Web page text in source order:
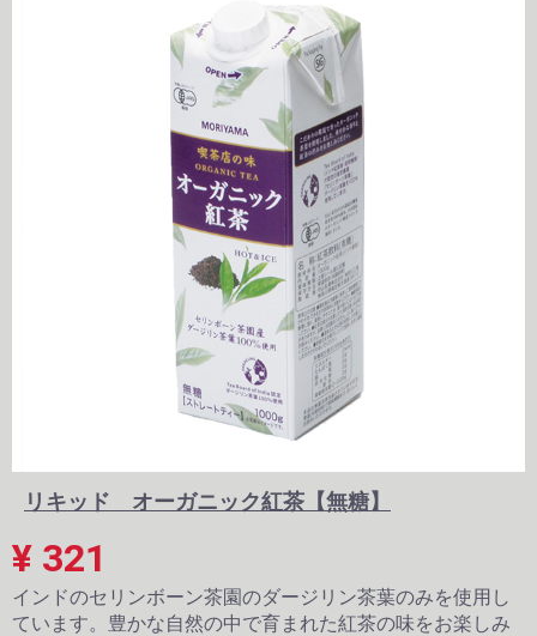
リキッド オーガニック紅茶【無糖】
¥ 321
インドのセリンボーン茶園のダージリン茶葉のみを使用し
ています。豊かな自然の中で育まれた紅茶の味をお楽しみ